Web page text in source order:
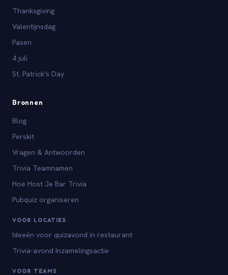
Thanksgiving
Valentijnsdag
Pasen
4 juli
St. Patrick's Day
Bronnen
Blog
Perskit
Vragen & Antwoorden
Trivia Teamnamen
Hoe Host Je Bar Trivia
Pubquiz organiseren
VOOR LOCATIES
Ideeën voor quizavond in restaurant
Trivia-avond Inzamelingsactie
VOOR TEAMS